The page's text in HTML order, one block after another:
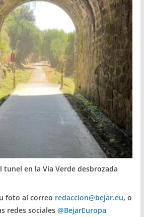
tunel en la Vía Verde desbrozada
foto al correo redaccion@bejar.eu, o
redes sociales@BejarEuropa